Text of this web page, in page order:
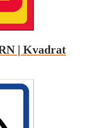
| Kvadrat